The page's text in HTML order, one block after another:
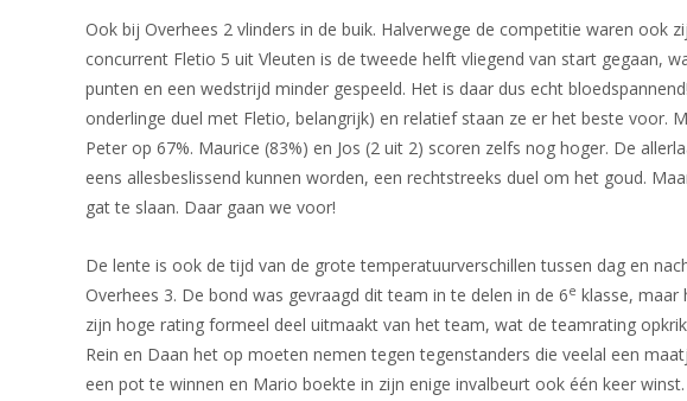
Ook bij Overhees 2 vlinders in de buik. Halverwege de competitie waren ook
concurrent Fletio 5 uit Vleuten is de tweede helft vliegend van start gegaan,
punten en een wedstrijd minder gespeeld. Het is daar dus echt
onderlinge duel met Fletio, belangrijk) en relatief staan ze er het beste voor.
Peter op 67%. Maurice (83%) en Jos (2 uit 2) scoren zelfs nog hoger. De
eens allesbeslissend kunnen worden, een rechtstreeks duel om het goud.
gat te slaan. Daar gaan we voor!
De lente is ook de tijd van de grote temperatuurverschillen tussen dag en
Overhees 3. De bond was gevraagd dit team in te delen in de 6e klasse, maar
zijn hoge rating formeel deel uitmaakt van het team, wat de teamrating
Rein en Daan het op moeten nemen tegen tegenstanders die veelal een
een pot te winnen en Mario boekte in zijn enige invalbeurt ook één keer